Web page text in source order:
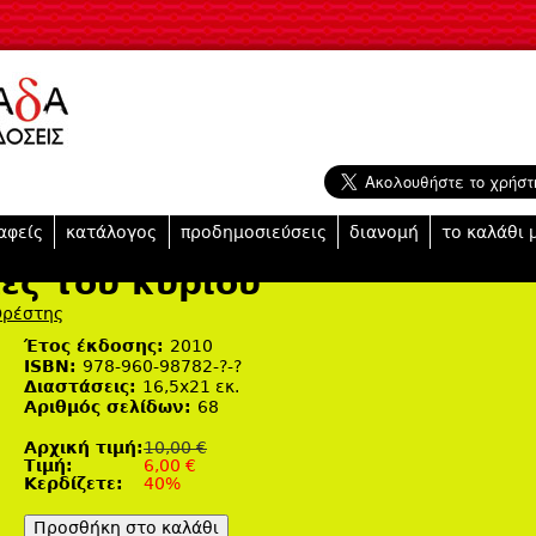
του κυρίου
Έτος έκδοσης: 2010
ISBN: 978-960-98782-?-?
Διαστάσεις: 16,5x21 εκ.
Αριθμός σελίδων: 68
Αρχική τιμή:10,00 €
Tιμή:
6,00 €
Κερδίζετε:
40%
κατάλογος προδημοσιεύσεις διανομή
το καλάθι